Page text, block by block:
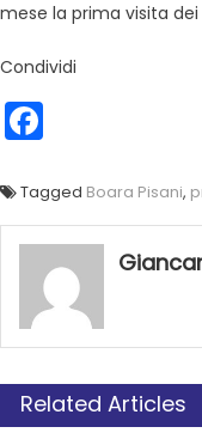
mese la prima visita
Condividi
Tagged Boara Pisani,
Related Articles